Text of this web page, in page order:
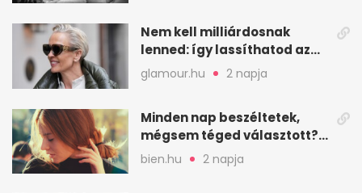
Nem kell milliárdosnak
lenned: így lassíthatod az
öregedést a biológus szerint
glamour.hu 2 napja
Minden nap beszéltetek,
mégsem téged választott?
Ez az érzelmi csapda
bien.hu 2 napja